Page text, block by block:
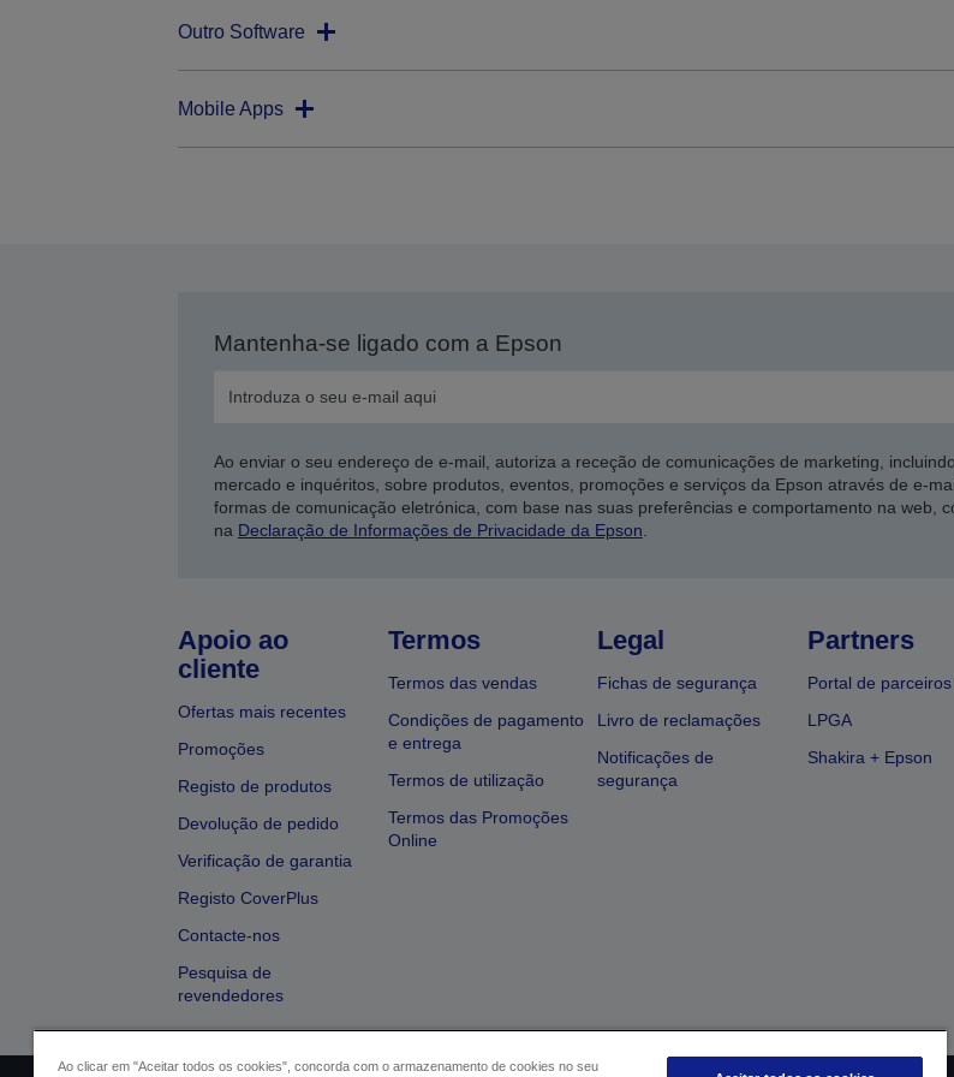
Outro Software
Mobile Apps
Mantenha-se ligado com a Epson
Ao enviar o seu endereço de e-mail, autoriza a receção de comunicações de marketing,
mercado e inquéritos, sobre produtos, eventos, promoções e serviços da Epson através de e-
formas de comunicação eletrónica, com base nas suas preferências e comportamento na web,
na Declaração de Informações de Privacidade da Epson.
Apoio ao
cliente
Ofertas mais recentes
Promoções
Registo de produtos
Devolução de pedido
Verificação de garantia
Registo CoverPlus
Contacte-nos
Pesquisa de
revendedores
Termos
Termos das vendas
Condições de pagamento
e entrega
Termos de utilização
Termos das Promoções
Online
Legal
Fichas de segurança
Livro de reclamações
Notificações de
segurança
Partners
Portal de
LPGA
Shakira + Epson
Ao clicar em "Aceitar todos os cookies", concorda com o armazenamento de cookies no seu